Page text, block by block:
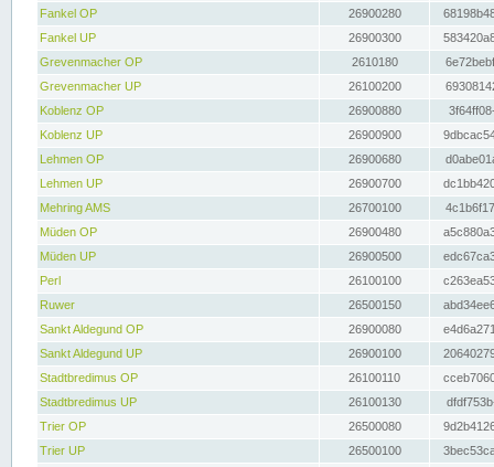
Fankel OP
26900280
Fankel UP
26900300
Grevenmacher OP
2610180
Grevenmacher UP
26100200
Koblenz OP
26900880
Koblenz UP
26900900
Lehmen OP
26900680
Lehmen UP
26900700
Mehring AMS
26700100
Müden OP
26900480
Müden UP
26900500
Perl
26100100
Ruwer
26500150
Sankt Aldegund OP
26900080
Sankt Aldegund UP
26900100
Stadtbredimus OP
26100110
Stadtbredimus UP
26100130
Trier OP
26500080
Trier UP
26500100